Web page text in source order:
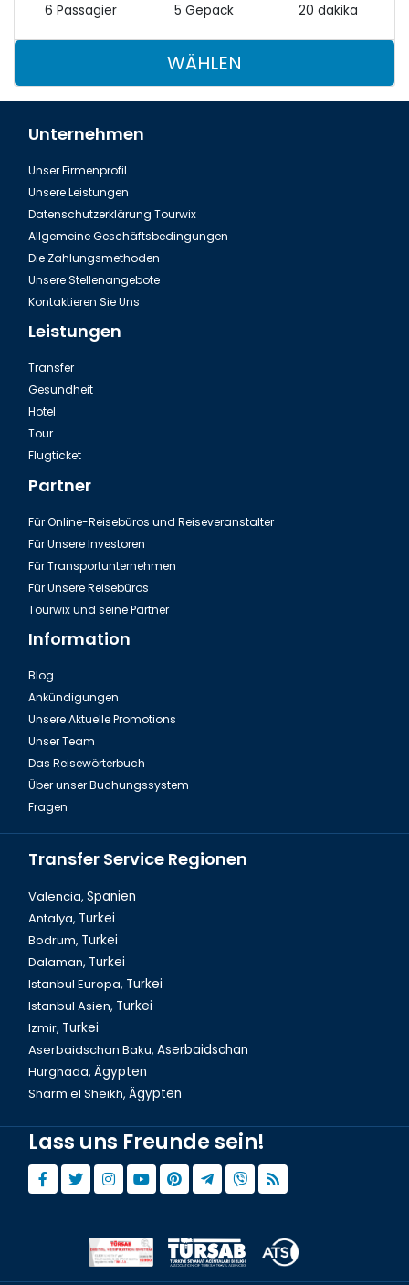
6 Passagier 5 Gepäck 20 dakika
WÄHLEN
Unternehmen
Unser Firmenprofil
Unsere Leistungen
Datenschutzerklärung Tourwix
Allgemeine Geschäftsbedingungen
Die Zahlungsmethoden
Unsere Stellenangebote
Kontaktieren Sie Uns
Leistungen
Transfer
Gesundheit
Hotel
Tour
Flugticket
Partner
Für Online-Reisebüros und Reiseveranstalter
Für Unsere Investoren
Für Transportunternehmen
Für Unsere Reisebüros
Tourwix und seine Partner
Information
Blog
Ankündigungen
Unsere Aktuelle Promotions
Unser Team
Das Reisewörterbuch
Über unser Buchungssystem
Fragen
Transfer Service Regionen
Valencia, Spanien
Antalya, Turkei
Bodrum, Turkei
Dalaman, Turkei
Istanbul Europa, Turkei
Istanbul Asien, Turkei
Izmir, Turkei
Aserbaidschan Baku, Aserbaidschan
Hurghada, Ägypten
Sharm el Sheikh, Ägypten
Lass uns Freunde sein!